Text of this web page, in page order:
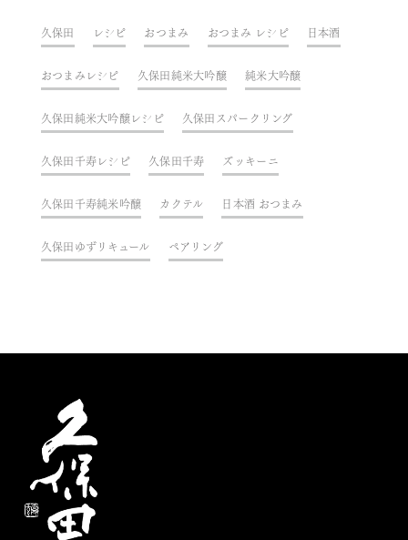
久保田 レシピ おつまみ おつまみ レシピ 日本酒
おつまみレシピ 久保田純米大吟醸 純米大吟醸
久保田純米大吟醸レシピ 久保田スパークリング
久保田千寿レシピ 久保田千寿 ズッキーニ
久保田千寿純米吟醸 カクテル 日本酒 おつまみ
久保田ゆずリキュール ペアリング